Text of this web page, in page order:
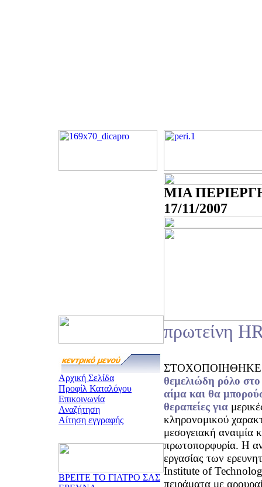
Αρχική Σελίδα
Προφίλ Καταλόγου
Επικοινωνία
Αναζήτηση
Αίτηση εγγραφής
ΒΡΕΙΤΕ ΤΟ ΓΙΑΤΡΟ ΣΑΣ
ΜΙΑ
17/11/2007
πρωτείνη
ΣΤΟΧΟΠΟΙΗΘΗΚΕ η
θεμελιώδη ρόλο
αίμα και θα
θεραπείες για
κληρονομικού
μεσογειακή αναιμία
πρωτοπορφυρία. Η
εργασίας των
Institute of
πειράματα με